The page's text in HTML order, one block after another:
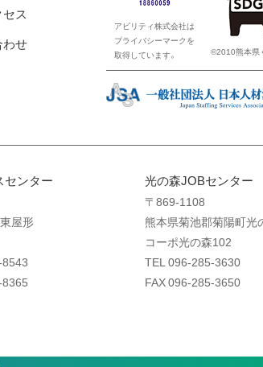
ス
わせ
アビリティ株式会社は
プライバシーマークを
取得しています。
©2010熊本県
センター
屋形
光の森JOBセンター
〒869-1108
熊本県菊池郡菊陽町光
コーポ光の森102
TEL 096-285-3630
FAX 096-285-3650